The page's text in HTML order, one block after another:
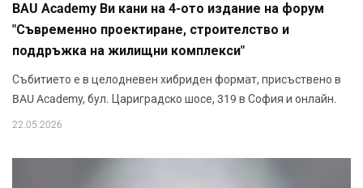
BAU Academy Ви кани на 4-ото издание на форум
"Съвременно проектиране, строителство и
поддръжка на жилищни комплекси"
Събитието е в целодневен хибриден формат, присъствено в
BAU Academy, бул. Цариградско шосе, 319 в София и онлайн.
22.05.2026